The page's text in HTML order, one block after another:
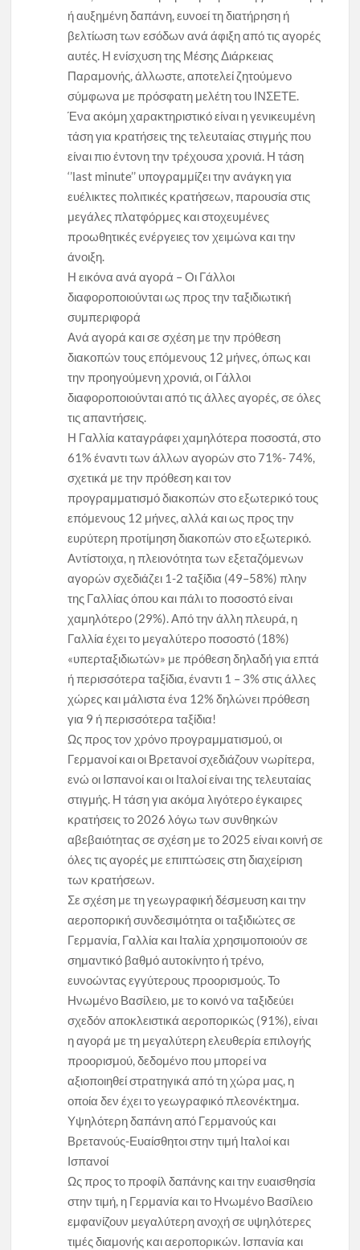
ή αυξημένη δαπάνη, ευνοεί τη διατήρηση ή
βελτίωση των εσόδων ανά άφιξη από τις αγορές
αυτές. Η ενίσχυση της Μέσης Διάρκειας
Παραμονής, άλλωστε, αποτελεί ζητούμενο
σύμφωνα με πρόσφατη μελέτη του ΙΝΣΕΤΕ.
Ένα ακόμη χαρακτηριστικό είναι η γενικευμένη
τάση για κρατήσεις της τελευταίας στιγμής που
είναι πιο έντονη την τρέχουσα χρονιά. Η τάση
‘’last minute’’ υπογραμμίζει την ανάγκη για
ευέλικτες πολιτικές κρατήσεων, παρουσία στις
μεγάλες πλατφόρμες και στοχευμένες
προωθητικές ενέργειες τον χειμώνα και την
άνοιξη.
Η εικόνα ανά αγορά – Οι Γάλλοι
διαφοροποιούνται ως προς την ταξιδιωτική
συμπεριφορά
Ανά αγορά και σε σχέση με την πρόθεση
διακοπών τους επόμενους 12 μήνες, όπως και
την προηγούμενη χρονιά, οι Γάλλοι
διαφοροποιούνται από τις άλλες αγορές, σε όλες
τις απαντήσεις.
Η Γαλλία καταγράφει χαμηλότερα ποσοστά, στο
61% έναντι των άλλων αγορών στο 71%- 74%,
σχετικά με την πρόθεση και τον
προγραμματισμό διακοπών στο εξωτερικό τους
επόμενους 12 μήνες, αλλά και ως προς την
ευρύτερη προτίμηση διακοπών στο εξωτερικό.
Αντίστοιχα, η πλειονότητα των εξεταζόμενων
αγορών σχεδιάζει 1-2 ταξίδια (49–58%) πλην
της Γαλλίας όπου και πάλι το ποσοστό είναι
χαμηλότερο (29%). Από την άλλη πλευρά, η
Γαλλία έχει το μεγαλύτερο ποσοστό (18%)
«υπερταξιδιωτών» με πρόθεση δηλαδή για επτά
ή περισσότερα ταξίδια, έναντι 1 – 3% στις άλλες
χώρες και μάλιστα ένα 12% δηλώνει πρόθεση
για 9 ή περισσότερα ταξίδια!
Ως προς τον χρόνο προγραμματισμού, οι
Γερμανοί και οι Βρετανοί σχεδιάζουν νωρίτερα,
ενώ οι Ισπανοί και οι Ιταλοί είναι της τελευταίας
στιγμής. Η τάση για ακόμα λιγότερο έγκαιρες
κρατήσεις το 2026 λόγω των συνθηκών
αβεβαιότητας σε σχέση με το 2025 είναι κοινή σε
όλες τις αγορές με επιπτώσεις στη διαχείριση
των κρατήσεων.
Σε σχέση με τη γεωγραφική δέσμευση και την
αεροπορική συνδεσιμότητα οι ταξιδιώτες σε
Γερμανία, Γαλλία και Ιταλία χρησιμοποιούν σε
σημαντικό βαθμό αυτοκίνητο ή τρένο,
ευνοώντας εγγύτερους προορισμούς. Το
Ηνωμένο Βασίλειο, με το κοινό να ταξιδεύει
σχεδόν αποκλειστικά αεροπορικώς (91%), είναι
η αγορά με τη μεγαλύτερη ελευθερία επιλογής
προορισμού, δεδομένο που μπορεί να
αξιοποιηθεί στρατηγικά από τη χώρα μας, η
οποία δεν έχει το γεωγραφικό πλεονέκτημα.
Υψηλότερη δαπάνη από Γερμανούς και
Βρετανούς-Ευαίσθητοι στην τιμή Ιταλοί και
Ισπανοί
Ως προς το προφίλ δαπάνης και την ευαισθησία
στην τιμή, η Γερμανία και το Ηνωμένο Βασίλειο
εμφανίζουν μεγαλύτερη ανοχή σε υψηλότερες
τιμές διαμονής και αεροπορικών. Ισπανία και